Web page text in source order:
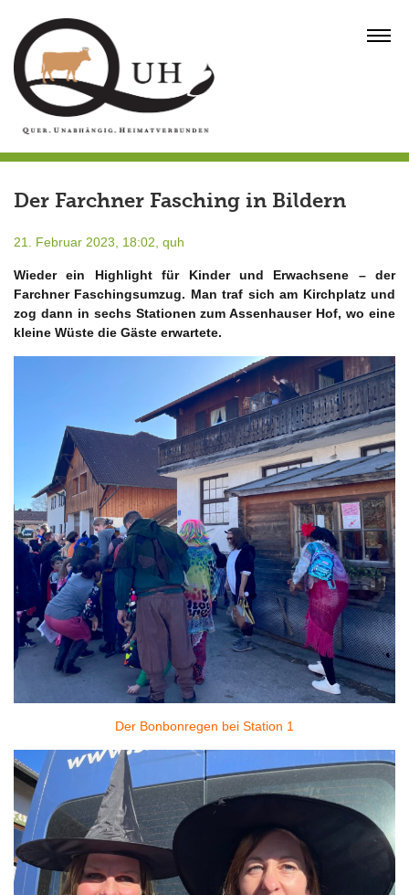
content
Der Farchner Fasching in Bildern
21. Februar 2023, 18:02, quh
Wieder ein Highlight für Kinder und Erwachsene – der
Farchner Faschingsumzug. Man traf sich am Kirchplatz und
zog dann in sechs Stationen zum Assenhauser Hof, wo eine
kleine Wüste die Gäste erwartete.
Der Bonbonregen bei Station 1